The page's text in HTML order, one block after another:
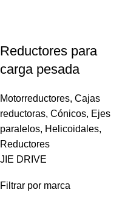
Filtrar por marca
Reductores para
carga pesada
Motorreductores, Cajas
reductoras, Cónicos, Ejes
paralelos, Helicoidales,
Reductores
JIE DRIVE